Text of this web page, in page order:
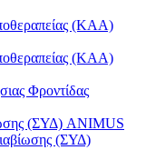
(ΚΑΑ)
(ΚΑΑ)
Φροντίδας
(ΣΥΔ) ANIMUS
(ΣΥΔ)